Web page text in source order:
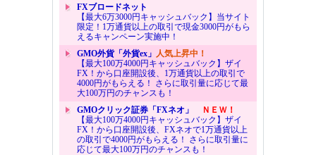
FXブロードネット
【最大6万3000円キャッシュバック】当サイト
限定！1万通貨以上の取引で現金3000円がもら
えるキャンペーン実施中！
GMO外貨「外貨ex」 人気上昇中！
【最大100万4000円キャッシュバック】ザイ
FX！から口座開設後、1万通貨以上の取引で
4000円がもらえる！ さらに取引量に応じて最
大100万円のチャンスも！
GMOクリック証券「FXネオ」
ＮＥＷ！
【最大100万4000円キャッシュバック】ザイ
FX！から口座開設後、FXネオで1万通貨以上
の取引で4000円がもらえる！ さらに取引量に
応じて最大100万円のチャンスも！